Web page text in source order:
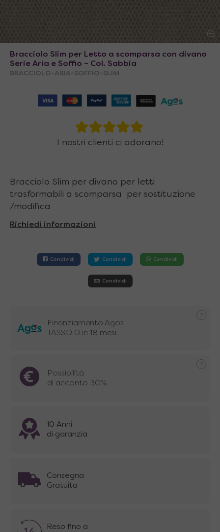
Bracciolo Slim per Letto a scomparsa con divano
Serie Aria e Soffio – Col. Sabbia
BRACCIOLO-ARIA-SOFFIO-SLIM
I nostri clienti ci adorano!
Bracciolo Slim per divano per letti
trasformabili a scomparsa per sostituzione
/modifica
Richiedi informazioni
Condividi Condividi Condividi
Condividi
Finanziamento Agos
TASSO 0 in 18 mesi
Possibilità
di acconto 30%
10 Anni
di garanzia
Consegna
Gratuita
Reso fino a